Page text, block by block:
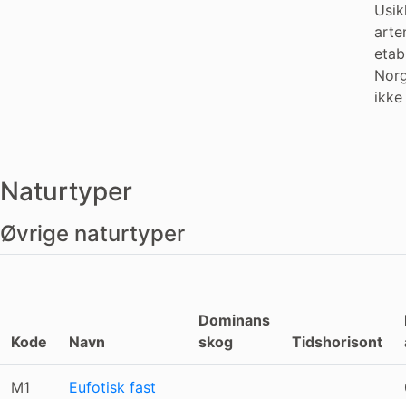
ikke
Naturtyper
Øvrige naturtyper
Kode Navn
Dominans
skog
Tidshorisont
M1
Eufotisk fast